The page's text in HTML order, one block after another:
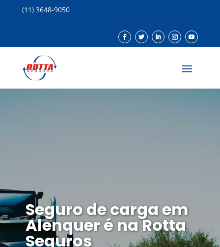
(11) 3648-9050
Seguro de carga em
Alenquer é na Rotta
Seguros